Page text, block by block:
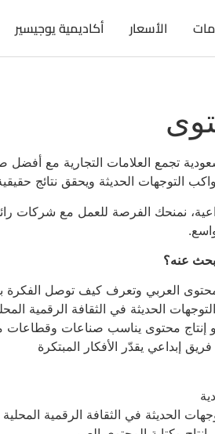
الأسعار أكاديمية يوجيسير
تجمع العلامات التجارية مع أفضل
التوجهات الحديثة ويحقق نتائج
نمنحك الفرصة للعمل مع شركات
عنه؟
العربي وتعرف كيف توصل الفكرة
الحديثة في الثقافة الرقمية
إنتاج محتوى يناسب صناعات وقطاعات
إبداعي يقدّر الأفكار المبتكرة
الحديثة في الثقافة الرقمية المحلية